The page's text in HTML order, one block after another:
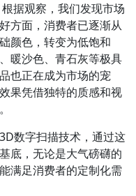
据观察，我们发现市场
方面，消费者已逐渐从
颜色，转变为低饱和
暖沙色、青石灰等极具
也正在成为市场的宠
果凭借独特的质感和视
数字扫描技术，通过这
底，无论是大气磅礴的
满足消费者的定制化需